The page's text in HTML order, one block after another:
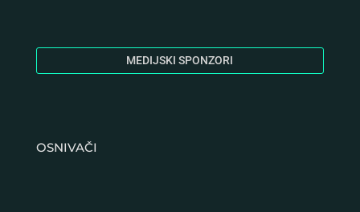
MEDIJSKI SPONZORI
OSNIVAČI